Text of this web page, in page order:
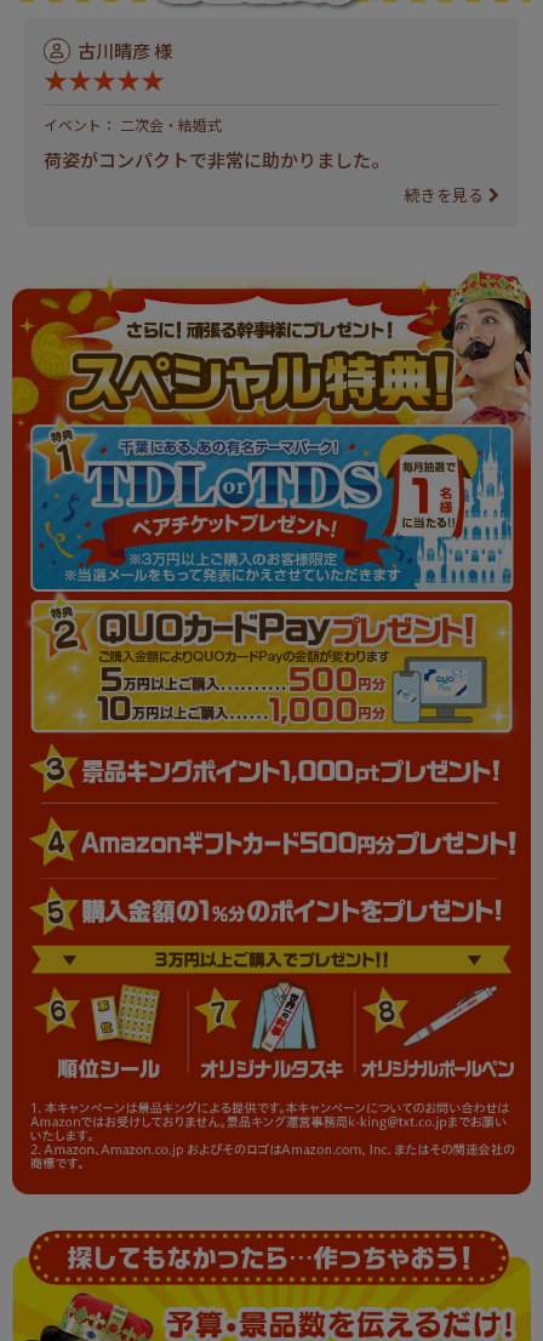
古川晴彦 様
★★★★★
イベント： 二次会・結婚式
荷姿がコンパクトで非常に助かりました。
続きを見る